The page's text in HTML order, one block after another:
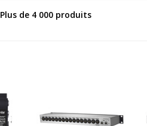
Plus de 4 000 produits